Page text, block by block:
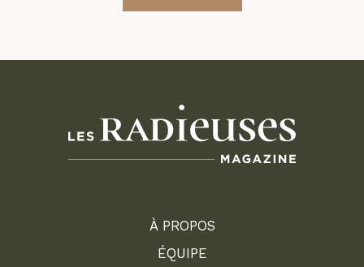
À PROPOS
ÉQUIPE